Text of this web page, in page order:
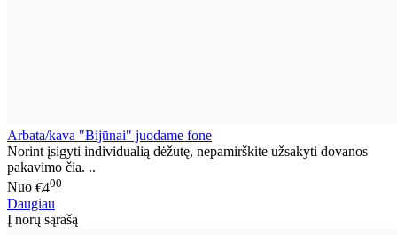
Arbata/kava "Bijūnai" juodame fone
Norint įsigyti individualią dėžutę, nepamirškite užsakyti dovanos
pakavimo čia. ..
Nuo €400
Daugiau
Į norų sąrašą